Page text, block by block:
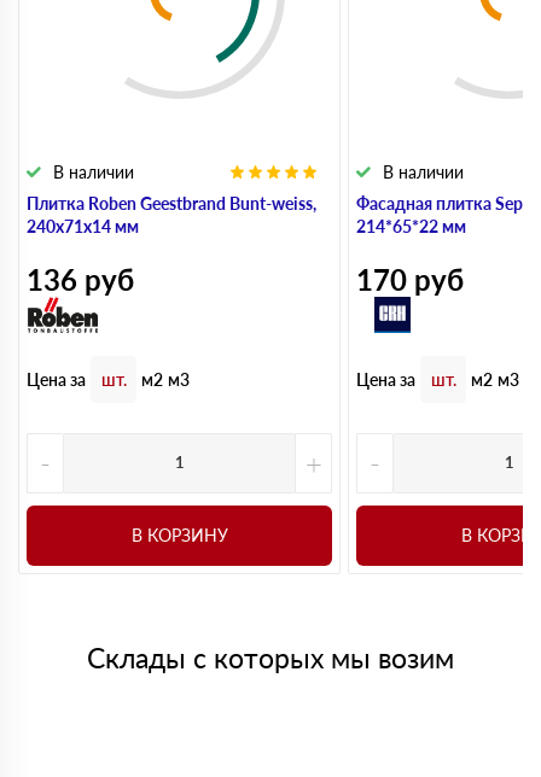
Плитка Roben Geestbrand Bunt-weiss,
240х71х14 мм
В наличии
136 руб
Цена за шт. м2 м3
- +
В КОРЗИНУ
Фасадная плитка Sepia
214*65*22 мм
В наличии
170 руб
Цена за шт. м2 м3
-
В
Склады с которых мы возим